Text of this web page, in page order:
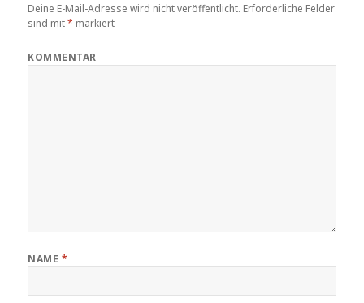
Deine E-Mail-Adresse wird nicht veröffentlicht. Erforderliche Felder
sind mit* markiert
KOMMENTAR
NAME *